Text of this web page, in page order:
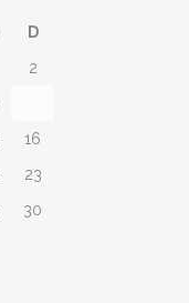
D
2
16
23
30